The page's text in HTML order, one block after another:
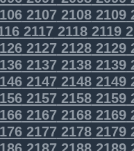
210721082109
211721182119
212721282129
213721382139
214721482149
215721582159
216721682169
217721782179